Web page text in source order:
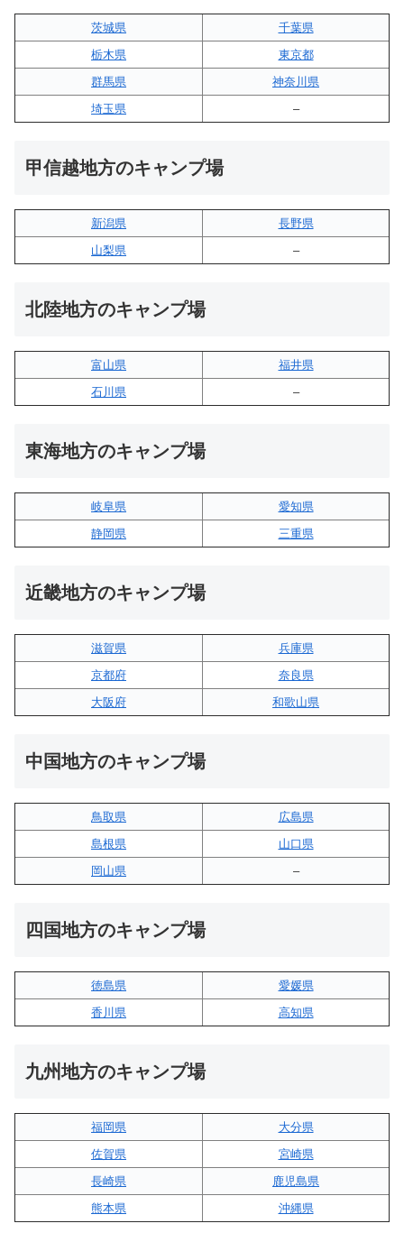
茨城県
千葉県
栃木県
東京都
群馬県
神奈川県
埼玉県
–
甲信越地方のキャンプ場
新潟県
長野県
山梨県
–
北陸地方のキャンプ場
富山県
福井県
石川県
–
東海地方のキャンプ場
岐阜県
愛知県
静岡県
三重県
近畿地方のキャンプ場
滋賀県
兵庫県
京都府
奈良県
大阪府
和歌山県
中国地方のキャンプ場
鳥取県
広島県
島根県
山口県
岡山県
–
四国地方のキャンプ場
徳島県
愛媛県
香川県
高知県
九州地方のキャンプ場
福岡県
大分県
佐賀県
宮崎県
長崎県
鹿児島県
熊本県
沖縄県